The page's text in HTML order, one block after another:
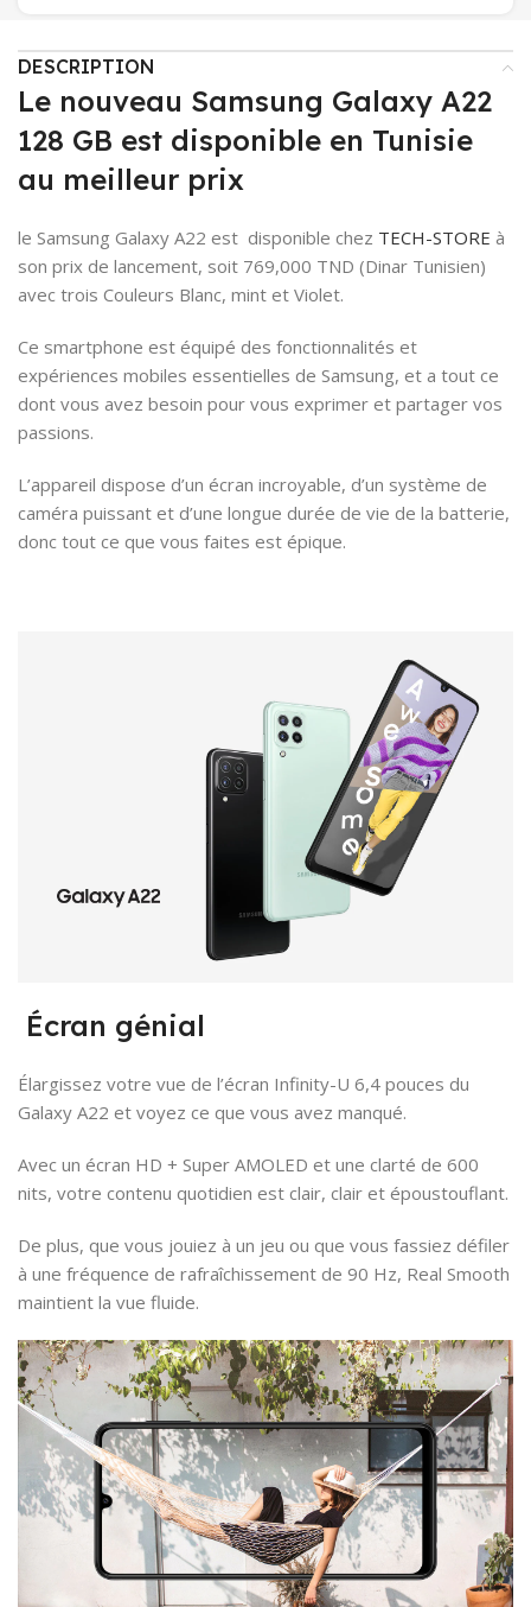
DESCRIPTION
Le nouveau Samsung Galaxy A22
128 GB est disponible en Tunisie
au meilleur prix
le Samsung Galaxy A22 est disponible chez TECH-STORE à
son prix de lancement, soit 769,000 TND (Dinar Tunisien)
avec trois Couleurs Blanc, mint et Violet.
Ce smartphone est équipé des fonctionnalités et
expériences mobiles essentielles de Samsung, et a tout ce
dont vous avez besoin pour vous exprimer et partager vos
passions.
L’appareil dispose d’un écran incroyable, d’un système de
caméra puissant et d’une longue durée de vie de la batterie,
donc tout ce que vous faites est épique.
Écran génial
Élargissez votre vue de l’écran Infinity-U 6,4 pouces du
Galaxy A22 et voyez ce que vous avez manqué.
Avec un écran HD + Super AMOLED et une clarté de 600
nits, votre contenu quotidien est clair, clair et époustouflant.
De plus, que vous jouiez à un jeu ou que vous fassiez défiler
à une fréquence de rafraîchissement de 90 Hz, Real Smooth
maintient la vue fluide.